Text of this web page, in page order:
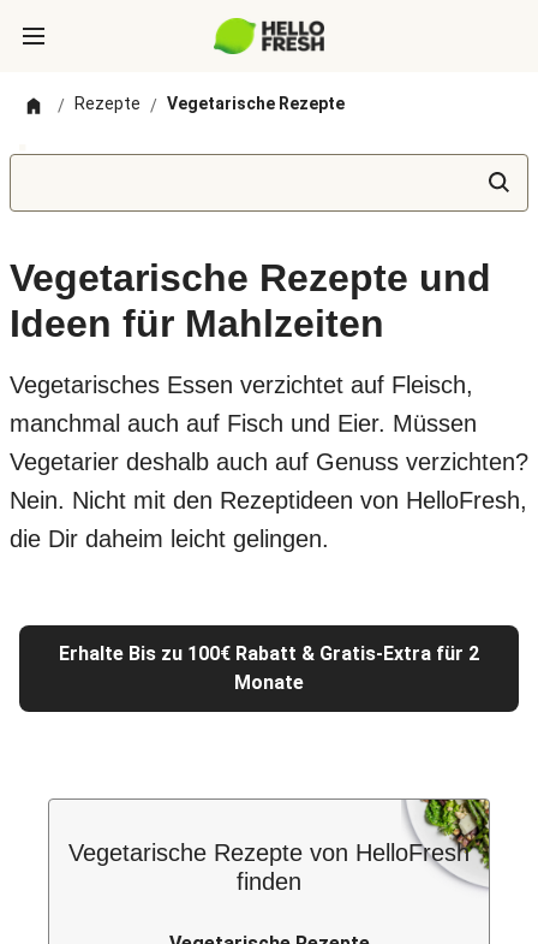
/ Rezepte / Vegetarische Rezepte
Vegetarische Rezepte und
Ideen für Mahlzeiten
Vegetarisches Essen verzichtet auf Fleisch,
manchmal auch auf Fisch und Eier. Müssen
Vegetarier deshalb auch auf Genuss verzichten?
Nein. Nicht mit den Rezeptideen von HelloFresh,
die Dir daheim leicht gelingen.
Erhalte Bis zu 100€ Rabatt & Gratis-Extra für 2
Monate
Vegetarische Rezepte von HelloFresh
finden